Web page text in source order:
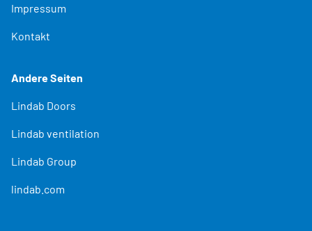
Impressum
Kontakt
Andere Seiten
Lindab Doors
Lindab ventilation
Lindab Group
lindab.com